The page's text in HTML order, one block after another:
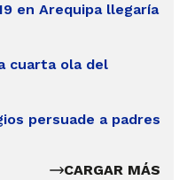
en Arequipa llegaría
cuarta ola del
persuade a padres
CARGAR MÁS